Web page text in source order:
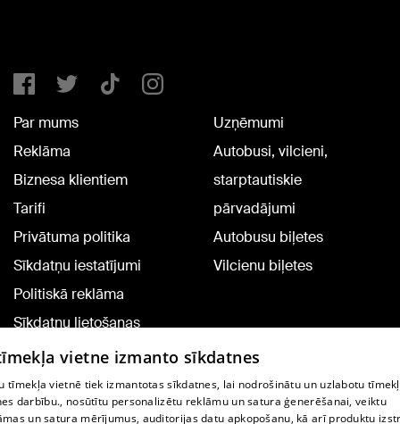
Par mums
Reklāma
Biznesa klientiem
Tarifi
Privātuma politika
Sīkdatņu iestatījumi
Politiskā reklāma
Sīkdatņu lietošanas
noteikumi
Komentāru pievienošana
Uzņēmumi
Autobusi, vilcieni,
starptautiskie
pārvadājumi
Autobusu biļetes
Vilcienu biļetes
vietne izmanto sīkdatnes
tīmekļa vietnē tiek izmantotas sīkdatnes, lai nodrošinātu un uzlabotu
darbību., nosūtītu personalizētu reklāmu un satura ģenerēšanai, veiktu
un satura mērījumus, auditorijas datu apkopošanu, kā arī produktu